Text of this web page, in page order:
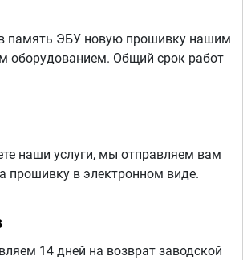
память ЭБУ новую прошивку нашим
оборудованием. Общий срок работ
наши услуги, мы отправляем вам
прошивку в электронном виде.
14 дней на возврат заводской